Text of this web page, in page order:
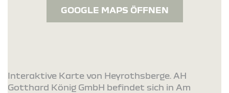
GOOGLE MAPS ÖFFNEN
Interaktive Karte von Heyrothsberge. AH
Gotthard König GmbH befindet sich in Am